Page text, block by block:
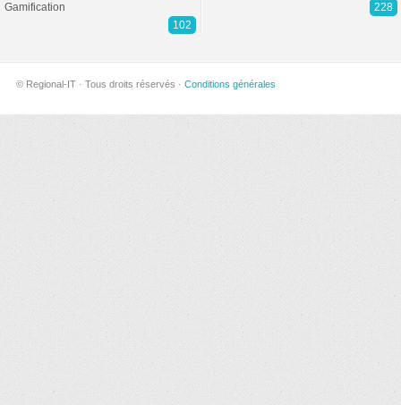
Gamification
102
228
© Regional-IT · Tous droits réservés · Conditions générales